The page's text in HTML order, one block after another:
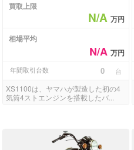
買取上限
N/A万円
相場平均
N/A万円
年間取引台数 0 台
XS1100は、ヤマハが製造した初の4
気筒4ストエンジンを搭載したバ...